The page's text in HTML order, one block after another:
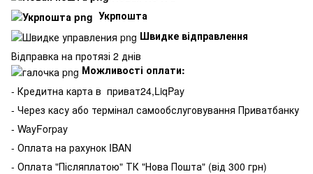
Укрпошта
Швидке відправлення
Відправка на протязі 2 днів
Можливості оплати:
- Кредитна карта в приват24,LiqPay
- Через касу або термінал самообслуговування Приватбанку
- WayForpay
- Оплата на рахунок IBAN
- Оплата "Післяплатою" ТК "Нова Пошта" (від 300 грн)